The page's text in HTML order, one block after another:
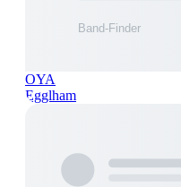
OYA
Egglham